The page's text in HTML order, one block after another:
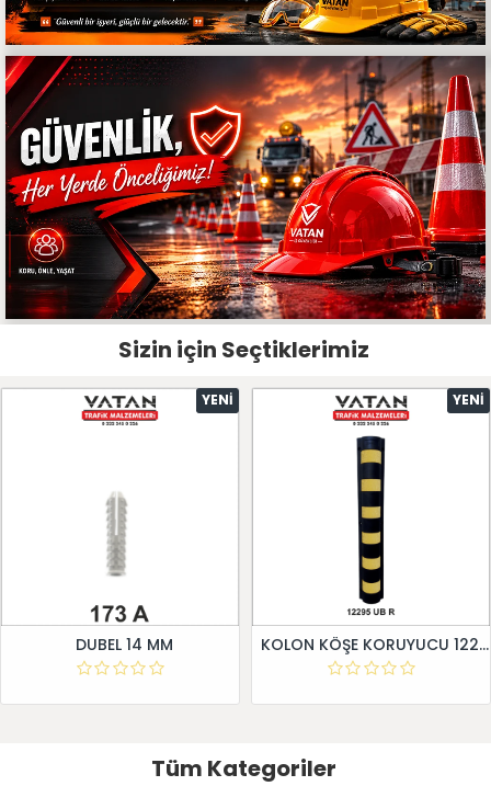
Sizin için Seçtiklerimiz
YENI
DUBEL 14 MM
YENI
KOLON KÖŞE KORUYUCU 12295 UB R
Tüm Kategoriler